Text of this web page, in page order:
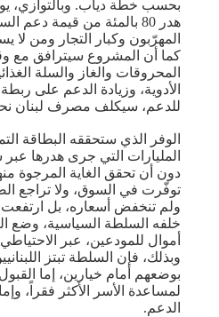
بحسب خطة دياب. وبالتوازي،
هدر 80 بالمئة من قيمة دعم
المهرّبون وكبار التجار ومن لا
كما أن المشروع سيترافق مع
المحروقات والغاز والسلة
الأدوية، وزيادة الدعم على
للدعم، سيكلف مصرف لبنان نحو 796 مليون دولار
الوفر الذي ستحققه البطاقة
المليارات التي جرى هدرها
دون أن تحقق الغاية المرجوة
توفّرت في السوق، ولا تراجع
ولم تنخفض أسعاره، بل
خلفه السلطة السياسية، وضع
أموال للمودعين، عبر
وبذلك، فإن السلطة تبتز
بوضعهم أمام خيارين، إما
لمساعدة الأسر الأكثر فقراً،
الدعم.